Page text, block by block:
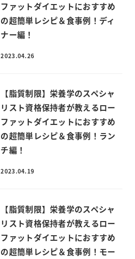
ファットダイエットにおすすめ
の超簡単レシピ＆食事例！ディ
ナー編！
2023.04.26
【脂質制限】栄養学のスペシャ
リスト資格保持者が教えるロー
ファットダイエットにおすすめ
の超簡単レシピ＆食事例！ラン
チ編！
2023.04.19
【脂質制限】栄養学のスペシャ
リスト資格保持者が教えるロー
ファットダイエットにおすすめ
の超簡単レシピ＆食事例！モー